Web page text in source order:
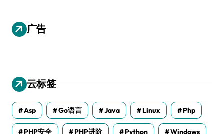
广告
云标签
Asp Go语言 Java Linux Php
PHP安全 PHP进阶 Python Windows